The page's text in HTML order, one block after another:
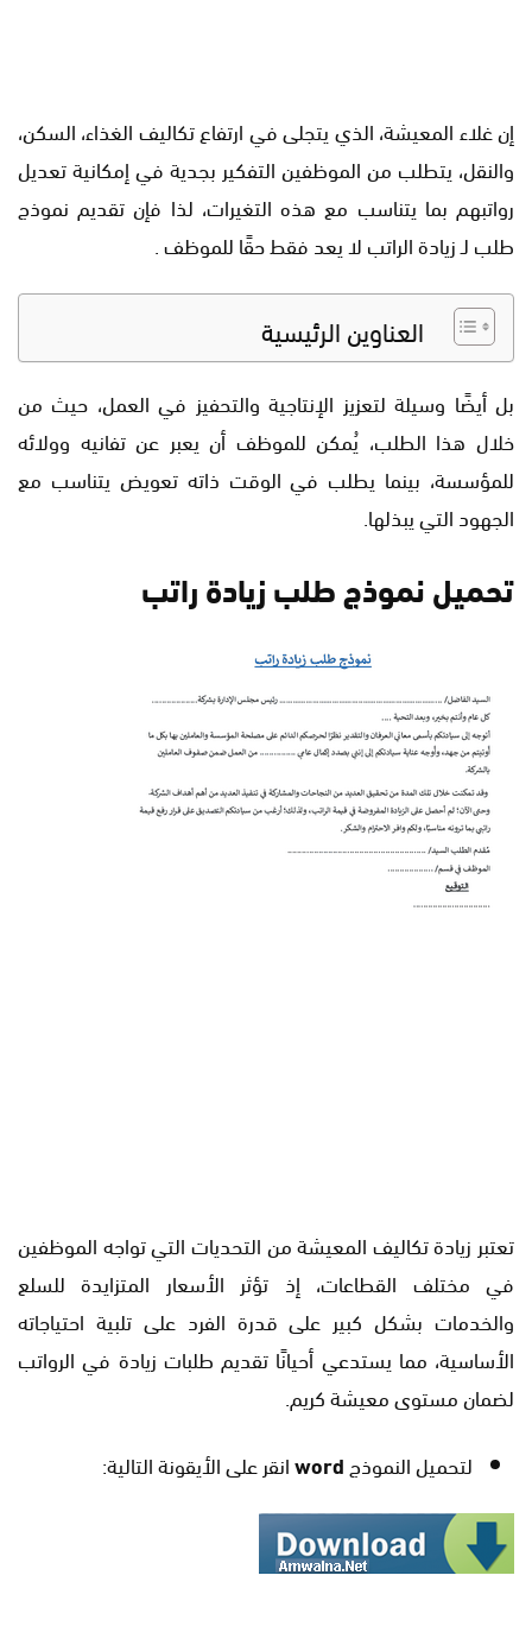
إن غلاء المعيشة، الذي يتجلى في ارتفاع تكاليف الغذاء، السكن،
والنقل، يتطلب من الموظفين التفكير بجدية في إمكانية تعديل
رواتبهم بما يتناسب مع هذه التغيرات، لذا فإن تقديم نموذج
طلب لـ زيادة الراتب لا يعد فقط حقًا للموظف .
العناوين الرئيسية
بل أيضًا وسيلة لتعزيز الإنتاجية والتحفيز في العمل، حيث من
خلال هذا الطلب، يُمكن للموظف أن يعبر عن تفانيه وولائه
للمؤسسة، بينما يطلب في الوقت ذاته تعويض يتناسب مع
الجهود التي يبذلها.
تحميل نموذج طلب زيادة راتب
تعتبر زيادة تكاليف المعيشة من التحديات التي تواجه الموظفين
في مختلف القطاعات، إذ تؤثر الأسعار المتزايدة للسلع
والخدمات بشكل كبير على قدرة الفرد على تلبية احتياجاته
الأساسية، مما يستدعي أحيانًا تقديم طلبات زيادة في الرواتب
لضمان مستوى معيشة كريم.
لتحميل النموذجwordانقر على الأيقونة التالية: